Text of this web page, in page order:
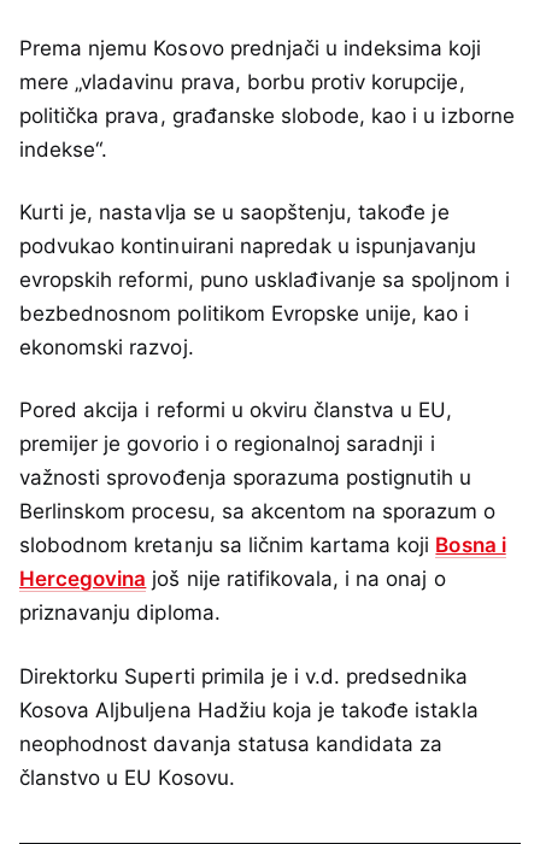
Prema njemu Kosovo prednjači u indeksima koji
mere „vladavinu prava, borbu protiv korupcije,
politička prava, građanske slobode, kao i u izborne
indekse“.
Kurti je, nastavlja se u saopštenju, takođe je
podvukao kontinuirani napredak u ispunjavanju
evropskih reformi, puno usklađivanje sa spoljnom i
bezbednosnom politikom Evropske unije, kao i
ekonomski razvoj.
Pored akcija i reformi u okviru članstva u EU,
premijer je govorio i o regionalnoj saradnji i
važnosti sprovođenja sporazuma postignutih u
Berlinskom procesu, sa akcentom na sporazum o
slobodnom kretanju sa ličnim kartama koji Bosna i
Hercegovina još nije ratifikovala, i na onaj o
priznavanju diploma.
Direktorku Superti primila je i v.d. predsednika
Kosova Aljbuljena Hadžiu koja je takođe istakla
neophodnost davanja statusa kandidata za
članstvo u EU Kosovu.